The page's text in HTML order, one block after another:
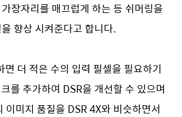
장자리를 매끄럽게 하는 등 쉬머링을
향상 시켜준다고 합니다.
면 더 적은 수의 입력 필셀을 필요하기
를 추가하여 DSR을 개선할 수 있으며
이미지 품질을 DSR 4X와 비슷하면서